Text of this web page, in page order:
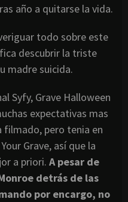
año a quitarse la vida.
todo sobre este
descubrir la triste
madre suicida.
Syfy, Grave Halloween
expectativas mas
filmado, pero tenia en
Grave, así que la
a priori. A pesar de
detrás de las
por encargo, no